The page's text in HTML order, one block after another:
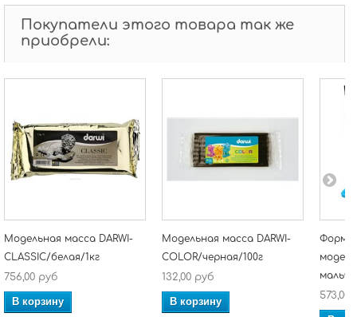
Покупатели этого товара так же
приобрели:
Модельная масса DARWI-
CLASSIC/белая/1кг
756,00 руб
В корзину
Модельная масса DARWI-
COLOR/черная/100г
132,00 руб
В корзину
573,00